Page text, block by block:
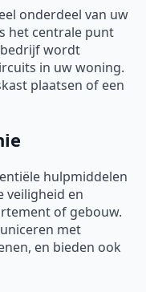
onderdeel van uw
het centrale punt
wordt
in uw woning.
plaatsen of een
hulpmiddelen
veiligheid en
of gebouw.
met
en bieden ook